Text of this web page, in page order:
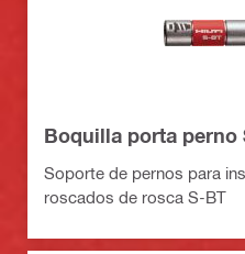
Boquilla porta perno
Soporte de pernos para
roscados de rosca S-BT